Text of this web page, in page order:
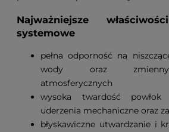
Najważniejsze
systemowe
pełna odporność na
wody oraz
atmosferycznych
wysoka twardość
uderzenia mechaniczne oraz
błyskawiczne utwardzanie i